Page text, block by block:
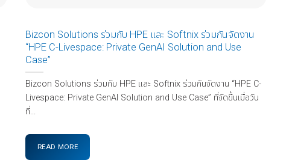
Bizcon Solutions ร่วมกับ HPE และ Softnix ร่วมกันจัดงาน
“HPE C-Livespace: Private GenAI Solution and Use
Case”
Bizcon Solutions ร่วมกับ HPE และ Softnix ร่วมกันจัดงาน “HPE C-
Livespace: Private GenAI Solution and Use Case” ที่จัดขึ้นเมื่อวัน
ที่...
READ MORE